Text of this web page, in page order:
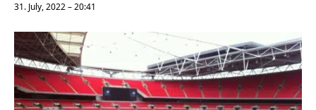
31. July, 2022 – 20:41